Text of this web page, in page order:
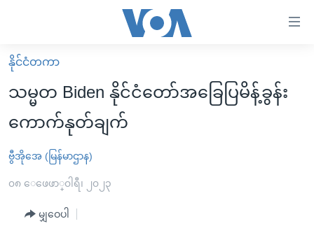
လွယ်ကူ
စေ
သည့်
များ
ပင်မ
မူလစာမျက်နှာ
မြန်မာ
ကမ္ဘာ့သတင်းများ
နိုင်ငံတကာ
ဗွီဒီယို
သတင်းလွတ်လပ်ခွင့်
နိုင်ငံတကာ
သမ္မတ Biden နိုင်ငံတော်အခြေပြမိန့်ခွန်း
ကောက်နုတ်ချက်
ဗွီအိုအေ (မြန်မာဌာန)
၀၈ ေဖေဖာ္၀ါရီ၊ ၂၀၂၃
မျှဝေပါ